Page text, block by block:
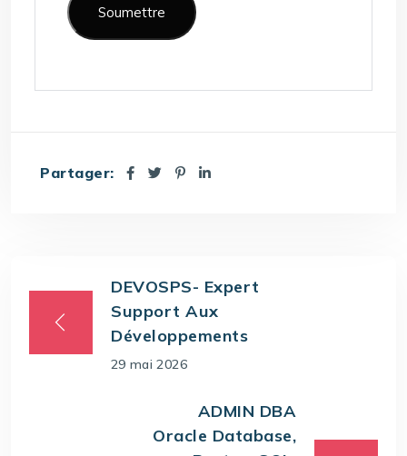
Partager:
DEVOSPS- Expert
Support Aux
Développements
29 mai 2026
ADMIN DBA
Oracle Database,